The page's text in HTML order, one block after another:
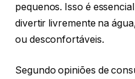
pequenos. Isso é
divertir livremente na
ou desconfortáveis.
Segundo opiniões de